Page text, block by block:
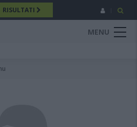
RISULTATI
MENU